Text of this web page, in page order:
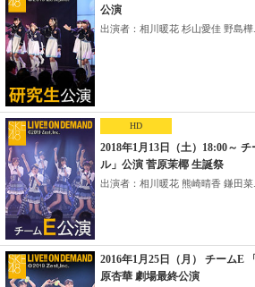
公演
出演者：相川暖花 杉山愛佳 野島樺...
HD
2018年1月13日（土）18:00～
ル」公演 菅原茉椰 生誕祭
出演者：相川暖花 熊崎晴香 鎌田菜...
2016年1月25日（月） チームE
原杏華 劇場最終公演